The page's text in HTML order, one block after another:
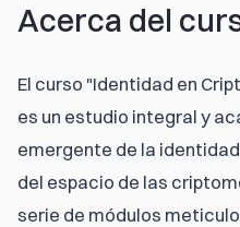
Acerca del
El curso "Identidad en
es un estudio integral y
emergente de la
del espacio de las
serie de módulos